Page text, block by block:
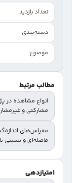
تعداد بازدید
دسته‌بندی
موضوع
مطالب مرتبط
انواع مشاهده
مشارکتی و
مقیاس‌های
فاصله‌ای و نسبتی
امتیازدهی